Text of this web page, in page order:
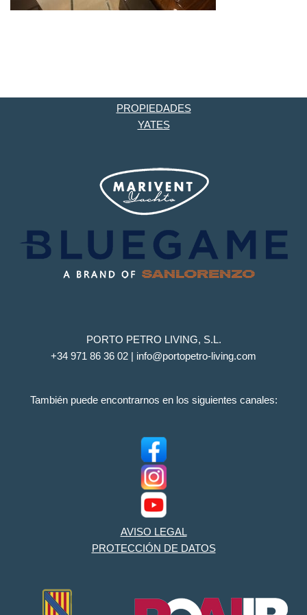
PROPIEDADES
YATES
PORTO PETRO LIVING, S.L.
+34 971 86 36 02 | info@portopetro-living.com
También puede encontrarnos en los siguientes canales:
AVISO LEGAL
PROTECCIÓN DE DATOS